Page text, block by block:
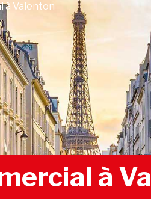
à Valenton
à